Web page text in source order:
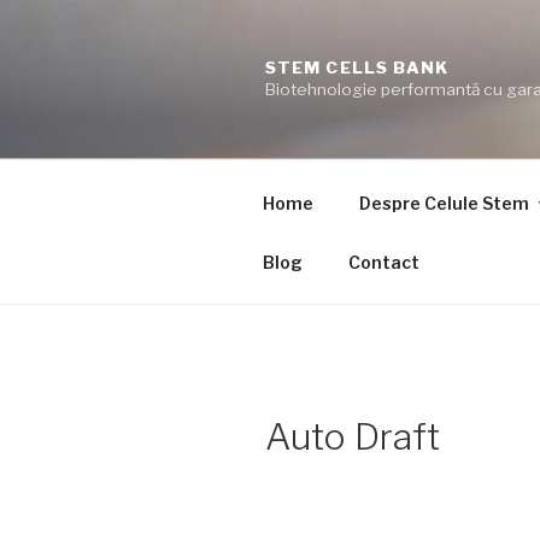
STEM CELLS BANK
Biotehnologie performantă cu
Home Despre Celule Stem
Blog Contact
Auto Draft